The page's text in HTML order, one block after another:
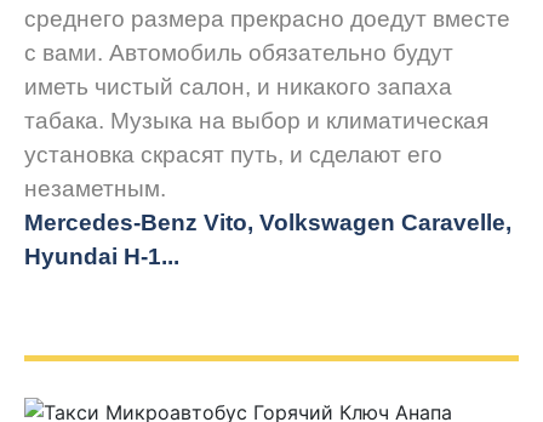
среднего размера прекрасно доедут вместе
с вами. Автомобиль обязательно будут
иметь чистый салон, и никакого запаха
табака. Музыка на выбор и климатическая
установка скрасят путь, и сделают его
незаметным.
Mercedes-Benz Vito, Volkswagen Caravelle,
Hyundai H-1...